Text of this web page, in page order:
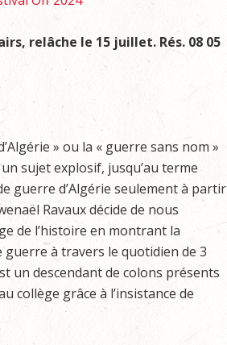
relâche le 15 juillet. Rés. 08 05
» ou la « guerre sans nom »
sujet explosif, jusqu’au terme
guerre d’Algérie seulement à partir
Ravaux décide de nous
de l’histoire en montrant la
guerre à travers le quotidien de 3
un descendant de colons présents
collège grâce à l’insistance de